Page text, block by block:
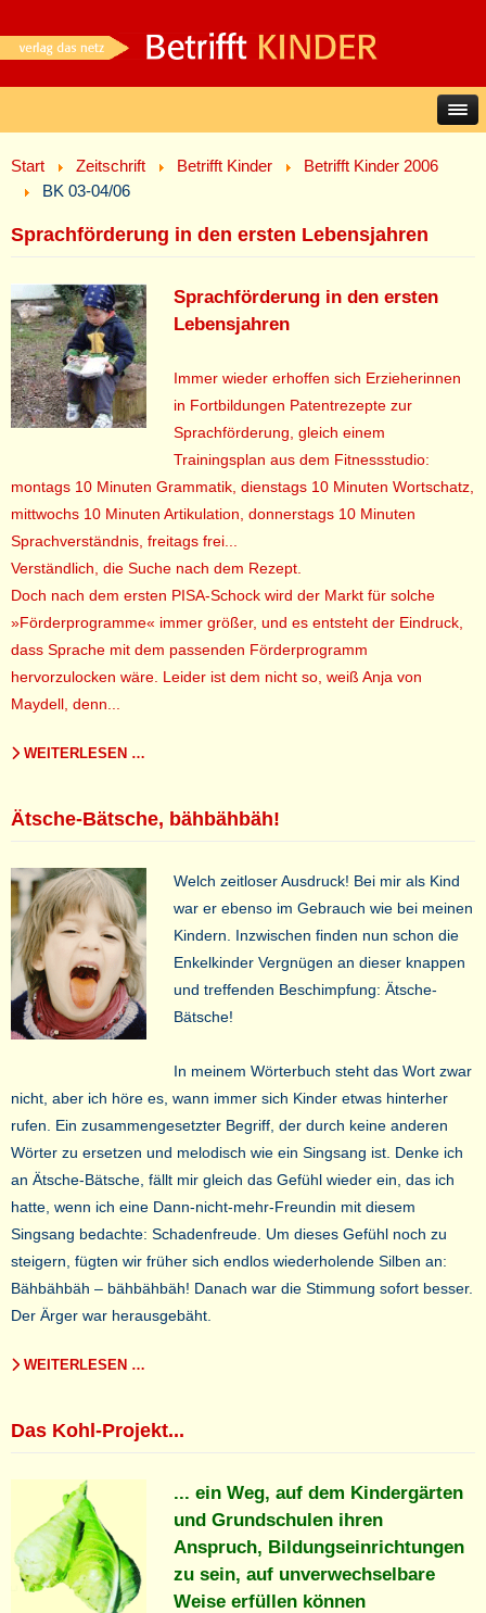
Start Zeitschrift Betrifft Kinder
Betrifft Kinder 2006
BK 03-04/06
Sprachförderung in den ersten Lebensjahren
Sprachförderung in den ersten
Lebensjahren
Immer wieder erhoffen sich Erzieherinnen
in Fortbildungen Patentrezepte zur
Sprachförderung, gleich einem
Trainingsplan aus dem Fitnessstudio:
montags 10 Minuten Grammatik, dienstags 10 Minuten Wortschatz,
mittwochs 10 Minuten Artikulation, donnerstags 10 Minuten
Sprachverständnis, freitags frei...
Verständlich, die Suche nach dem Rezept.
Doch nach dem ersten PISA-Schock wird der Markt für solche
»Förderprogramme« immer größer, und es entsteht der Eindruck,
dass Sprache mit dem passenden Förderprogramm
hervorzulocken wäre. Leider ist dem nicht so, weiß Anja von
Maydell, denn...
WEITERLESEN …
Ätsche-Bätsche, bähbähbäh!
Welch zeitloser Ausdruck! Bei mir als Kind
war er ebenso im Gebrauch wie bei meinen
Kindern. Inzwischen finden nun schon die
Enkelkinder Vergnügen an dieser knappen
und treffenden Beschimpfung: Ätsche-
Bätsche!
In meinem Wörterbuch steht das Wort zwar
nicht, aber ich höre es, wann immer sich Kinder etwas hinterher
rufen. Ein zusammengesetzter Begriff, der durch keine anderen
Wörter zu ersetzen und melodisch wie ein Singsang ist. Denke ich
an Ätsche-Bätsche, fällt mir gleich das Gefühl wieder ein, das ich
hatte, wenn ich eine Dann-nicht-mehr-Freundin mit diesem
Singsang bedachte: Schadenfreude. Um dieses Gefühl noch zu
steigern, fügten wir früher sich endlos wiederholende Silben an:
Bähbähbäh – bähbähbäh! Danach war die Stimmung sofort besser.
Der Ärger war herausgebäht.
WEITERLESEN …
Das Kohl-Projekt...
... ein Weg, auf dem Kindergärten
und Grundschulen ihren
Anspruch, Bildungseinrichtungen
zu sein, auf unverwechselbare
Weise erfüllen können